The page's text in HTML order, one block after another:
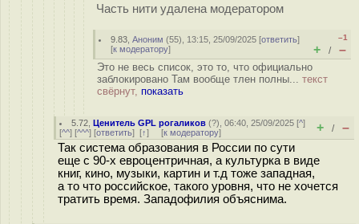
Часть нити удалена модератором
9.83 ,Аноним (55), 13:15, 25/09/2025 [ответить]
[к модератору]
–1
+ / –
Это не весь список, это то, что официально
заблокировано Там вообще тлен полны... текст
свёрнут, показать
5.72 ,Ценитель GPL рогаликов (?), 06:40, 25/09/2025 [^]
[^^] [^^^] [ответить] [↑] [к модератору] + / –
Так система образования в России по сути
еще с 90-х евроцентричная, а культурка в виде
книг, кино, музыки, картин и т.д тоже западная,
а то что российское, такого уровня, что не хочется
тратить время. Западофилия объяснима.